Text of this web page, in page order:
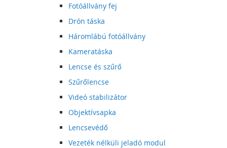
Fotóállvány fej
Drón táska
Háromlábú fotóállvány
Kameratáska
Lencse és szűrő
Szűrőlencse
Videó stabilizátor
Objektívsapka
Lencsevédő
Vezeték nélküli jeladó modul